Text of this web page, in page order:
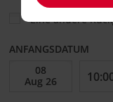
Eine andere
ANFANGSDATUM